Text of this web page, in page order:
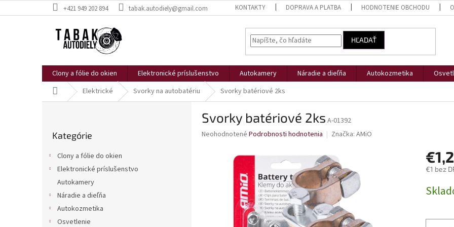
na
+421 949 202 894 tabak.autodiely@gmail.com KONTAKTY DOPRAVA A PLATBA HODNOTENIE OBCHODU
HĽADAŤ
Clony a fólie do okien Elektronické príslušenstvo Autokamery Náradie a dieľňa Autokozmetika
DomovElektrické Svorky na autobatériu Svorky batériové 2ks
kategórie
Kategórie
Clony a fólie do okien
Elektronické príslušenstvo
Autokamery
Náradie a dieľňa
Autokozmetika
Osvetlenie
Svorky batériové 2ks A-01392
Priemerné
hviezdičiek.
Neohodnotené Podrobnosti hodnotenia Značka: AMiO
€1 bez
cena: